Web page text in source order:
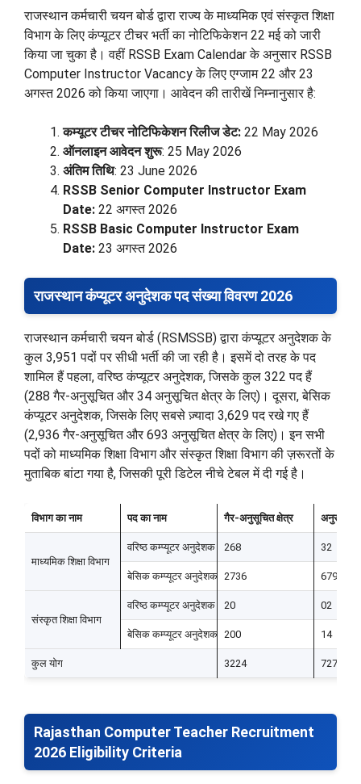
राजस्थान कर्मचारी चयन बोर्ड द्वारा राज्य के माध्यमिक एवं संस्कृत शिक्षा
विभाग के लिए कंप्यूटर टीचर भर्ती का नोटिफिकेशन 22 मई को जारी
किया जा चुका है। वहीं RSSB Exam Calendar के अनुसार RSSB
Computer Instructor Vacancy के लिए एग्जाम 22 और 23
अगस्त 2026 को किया जाएगा। आवेदन की तारीखें निम्नानुसार है:
कम्यूटर टीचर नोटिफिकेशन रिलीज डेट: 22 May 2026
ऑनलाइन आवेदन शुरू: 25 May 2026
अंतिम तिथि: 23 June 2026
RSSB Senior Computer Instructor Exam
Date: 22 अगस्त 2026
RSSB Basic Computer Instructor Exam
Date: 23 अगस्त 2026
राजस्थान कंप्यूटर अनुदेशक पद संख्या विवरण 2026
राजस्थान कर्मचारी चयन बोर्ड (RSMSSB) द्वारा कंप्यूटर अनुदेशक के
कुल 3,951 पदों पर सीधी भर्ती की जा रही है। इसमें दो तरह के पद
शामिल हैं पहला, वरिष्ठ कंप्यूटर अनुदेशक, जिसके कुल 322 पद हैं
(288 गैर-अनुसूचित और 34 अनुसूचित क्षेत्र के लिए)। दूसरा, बेसिक
कंप्यूटर अनुदेशक, जिसके लिए सबसे ज़्यादा 3,629 पद रखे गए हैं
(2,936 गैर-अनुसूचित और 693 अनुसूचित क्षेत्र के लिए)। इन सभी
पदों को माध्यमिक शिक्षा विभाग और संस्कृत शिक्षा विभाग की ज़रूरतों के
मुताबिक बांटा गया है, जिसकी पूरी डिटेल नीचे टेबल में दी गई है।
विभाग का नाम पद का नाम गैर-अनुसूचित क्षेत्र अनुसूचित
माध्यमिक शिक्षा विभाग
वरिष्ठ कम्प्यूटर अनुदेशक 268 32
बेसिक कम्प्यूटर अनुदेशक 2736 679
संस्कृत शिक्षा विभाग
वरिष्ठ कम्प्यूटर अनुदेशक 20 02
बेसिक कम्प्यूटर अनुदेशक 200 14
कुल योग 3224 727
Rajasthan Computer Teacher Recruitment
2026 Eligibility Criteria